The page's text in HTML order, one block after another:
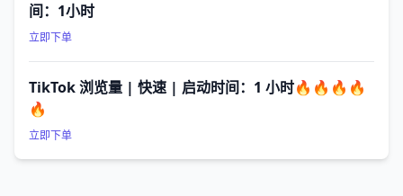
间：1小时
立即下单
TikTok 浏览量 | 快速 | 启动时间：1 小时🔥🔥🔥🔥
🔥
立即下单